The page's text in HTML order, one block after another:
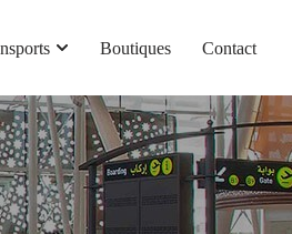
Boutiques Contact